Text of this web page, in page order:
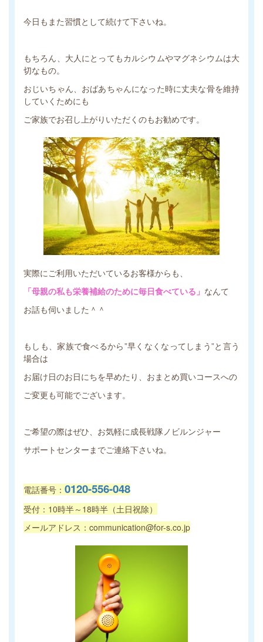
今日もまた習慣として続けて下さいね。
もちろん、大人にとってもカルシウムやマグネシウムは大
切なもの。
おじいちゃん、おばあちゃんになった時に丈夫な骨を維持
していくためにも
ご家族でお召し上がりいただくのもお勧めです。
実際にご利用いただいているお客様からも、
「母親の私も栄養補給のために毎日食べている」 なんて
お話も伺いました＾＾
もしも、家族で食べるから”早くなくなってしまう”と言う
場合は
お届け日のお日にちを早めたり、おまとめ買いコースへの
ご変更も可能でございます。
ご希望の際はぜひ、お気軽に成長戦隊ノビルンジャー
サポートセンターまでご連絡下さいね。
電話番号： 0120-556-048
受付：10時半～18時半（土日祝除）
メールアドレス：communication@for-s.co.jp